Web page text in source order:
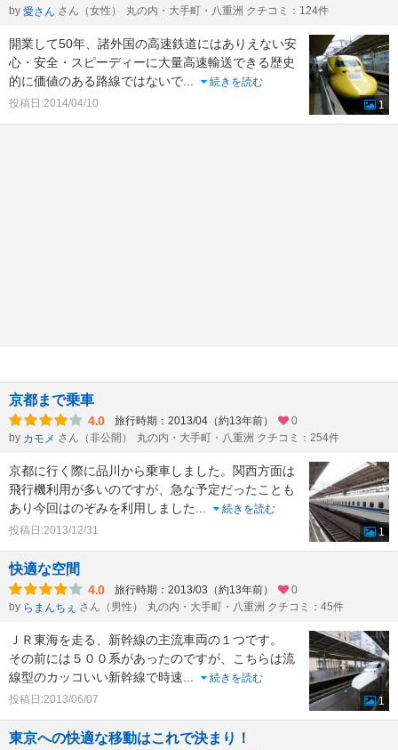
by 愛さん さん（女性） 丸の内・大手町・八重洲 クチコミ：124件
開業して50年、諸外国の高速鉄道にはありえない安
心・安全・スピーディーに大量高速輸送できる歴史
的に価値のある路線ではないで
続きを読む
投稿日:2014/04/10
1
京都まで乗車
4.0 旅行時期：2013/04（約13年前）
0
by カモメ さん（非公開） 丸の内・大手町・八重洲 クチコミ：254件
京都に行く際に品川から乗車しました。関西方面は
飛行機利用が多いのですが、急な予定だったことも
あり今回はのぞみを利用しました
続きを読む
投稿日:2013/12/31
1
快適な空間
4.0 旅行時期：2013/03（約13年前）
0
by らまんちぇ さん（男性） 丸の内・大手町・八重洲 クチコミ：45件
ＪＲ東海を走る、新幹線の主流車両の１つです。
その前には５００系があったのですが、こちらは流
線型のカッコいい新幹線で時速
続きを読む
投稿日:2013/06/07
1
東京への快適な移動はこれで決まり！